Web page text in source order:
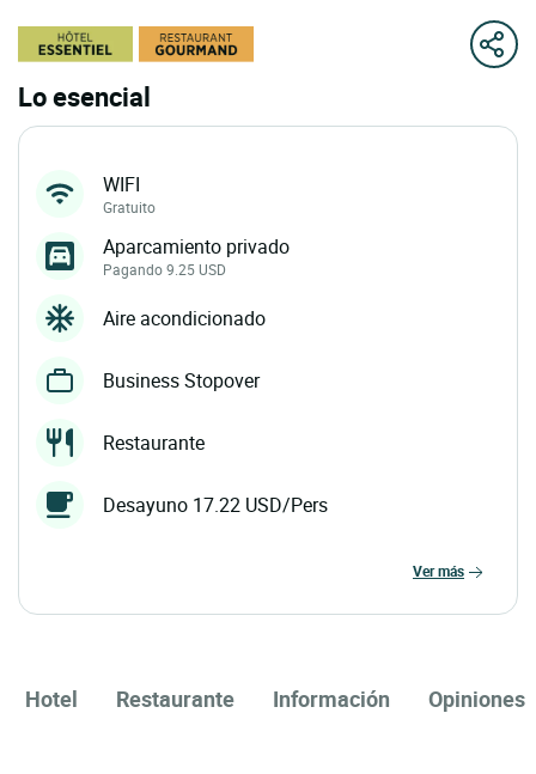
Lo esencial
WIFI
Gratuito
Aparcamiento privado
Pagando 9.25 USD
Aire acondicionado
Business Stopover
Restaurante
Desayuno 17.22 USD/Pers
ver más
Hotel Restaurante Información Opiniones